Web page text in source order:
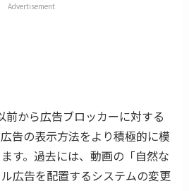
Advertisement
前から広告ブロッカーに対する
告の表示方法をより積極的に模
す。過去には、動画の「自然な
広告を配置するシステムの変更